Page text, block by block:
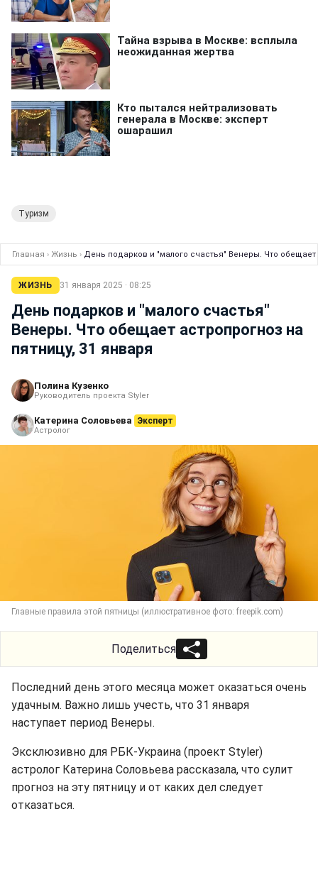
Туризм
Главная › Жизнь › День подарков и "малого счастья" Венеры. Что обещает
ЖИЗНЬ 31 января 2025 · 08:25
День подарков и "малого счастья"
Венеры. Что обещает астропрогноз на
пятницу, 31 января
Полина Кузенко
Руководитель проекта Styler
Катерина Соловьева Эксперт
Астролог
Главные правила этой пятницы (иллюстративное фото: freepik.com)
Поделиться
Последний день этого месяца может оказаться очень
удачным. Важно лишь учесть, что 31 января
наступает период Венеры.
Эксклюзивно для РБК-Украина (проект Styler)
астролог Катерина Соловьева рассказала, что сулит
прогноз на эту пятницу и от каких дел следует
отказаться.